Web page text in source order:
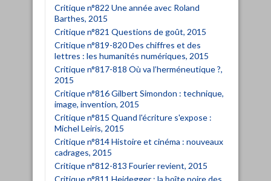
Critique n°822 Une année avec Roland
Barthes, 2015
Critique n°821 Questions de goût, 2015
Critique n°819-820 Des chiffres et des
lettres : les humanités numériques, 2015
Critique n°817-818 Où va l’herméneutique ?,
2015
Critique n°816 Gilbert Simondon : technique,
image, invention, 2015
Critique n°815 Quand l'écriture s'expose :
Michel Leiris, 2015
Critique n°814 Histoire et cinéma : nouveaux
cadrages, 2015
Critique n°812-813 Fourier revient, 2015
Critique n°811 Heidegger : la boîte noire des